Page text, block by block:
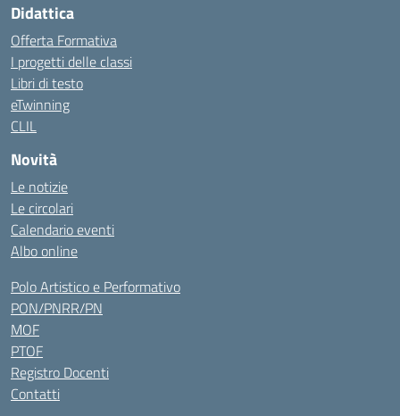
Didattica
Offerta Formativa
I progetti delle classi
Libri di testo
eTwinning
CLIL
Novità
Le notizie
Le circolari
Calendario eventi
Albo online
Polo Artistico e Performativo
PON/PNRR/PN
MOF
PTOF
Registro Docenti
Contatti